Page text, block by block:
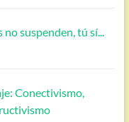
suspenden, tú sí...
Conectivismo,